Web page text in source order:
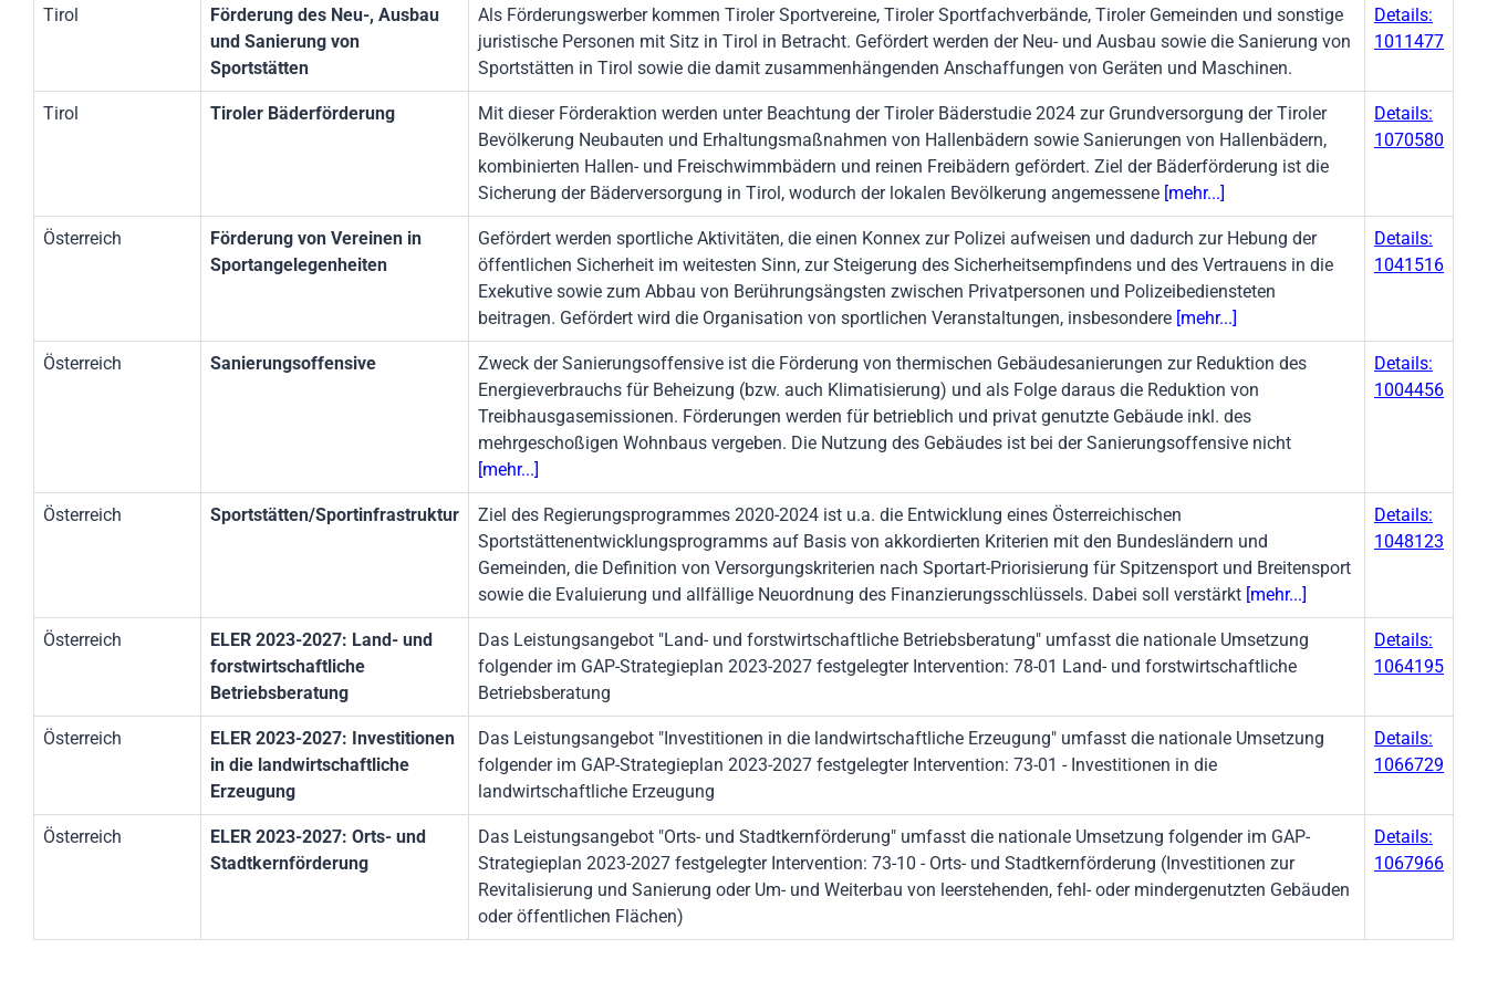
Tirol
Förderung des Neu-, Ausbau
und Sanierung von
Sportstätten
Als Förderungswerber kommen Tiroler Sportvereine, Tiroler Sportfachverbände, Tiroler Gemeinden und sonstige
juristische Personen mit Sitz in Tirol in Betracht. Gefördert werden der Neu- und Ausbau sowie die Sanierung von
Sportstätten in Tirol sowie die damit zusammenhängenden Anschaffungen von Geräten und Maschinen.
Details:
1011477
Tirol Tiroler Bäderförderung
Mit dieser Förderaktion werden unter Beachtung der Tiroler Bäderstudie 2024 zur Grundversorgung der Tiroler
Bevölkerung Neubauten und Erhaltungsmaßnahmen von Hallenbädern sowie Sanierungen von Hallenbädern,
kombinierten Hallen- und Freischwimmbädern und reinen Freibädern gefördert. Ziel der Bäderförderung ist die
Sicherung der Bäderversorgung in Tirol, wodurch der lokalen Bevölkerung angemessene [mehr...]
Details:
1070580
Österreich
Förderung von Vereinen in
Sportangelegenheiten
Gefördert werden sportliche Aktivitäten, die einen Konnex zur Polizei aufweisen und dadurch zur Hebung der
öffentlichen Sicherheit im weitesten Sinn, zur Steigerung des Sicherheitsempfindens und des Vertrauens in die
Exekutive sowie zum Abbau von Berührungsängsten zwischen Privatpersonen und Polizeibediensteten
beitragen. Gefördert wird die Organisation von sportlichen Veranstaltungen, insbesondere [mehr...]
Details:
1041516
Österreich Sanierungsoffensive
Zweck der Sanierungsoffensive ist die Förderung von thermischen Gebäudesanierungen zur Reduktion des
Energieverbrauchs für Beheizung (bzw. auch Klimatisierung) und als Folge daraus die Reduktion von
Treibhausgasemissionen. Förderungen werden für betrieblich und privat genutzte Gebäude inkl. des
mehrgeschoßigen Wohnbaus vergeben. Die Nutzung des Gebäudes ist bei der Sanierungsoffensive nicht
[mehr...]
Details:
1004456
Österreich Sportstätten/Sportinfrastruktur
Ziel des Regierungsprogrammes 2020-2024 ist u.a. die Entwicklung eines Österreichischen
Sportstättenentwicklungsprogramms auf Basis von akkordierten Kriterien mit den Bundesländern und
Gemeinden, die Definition von Versorgungskriterien nach Sportart-Priorisierung für Spitzensport und Breitensport
sowie die Evaluierung und allfällige Neuordnung des Finanzierungsschlüssels. Dabei soll verstärkt [mehr...]
Details:
1048123
Österreich
ELER 2023-2027: Land- und
forstwirtschaftliche
Betriebsberatung
Das Leistungsangebot "Land- und forstwirtschaftliche Betriebsberatung" umfasst die nationale Umsetzung
folgender im GAP-Strategieplan 2023-2027 festgelegter Intervention: 78-01 Land- und forstwirtschaftliche
Betriebsberatung
Details:
1064195
Österreich
ELER 2023-2027: Investitionen
in die landwirtschaftliche
Erzeugung
Das Leistungsangebot "Investitionen in die landwirtschaftliche Erzeugung" umfasst die nationale Umsetzung
folgender im GAP-Strategieplan 2023-2027 festgelegter Intervention: 73-01 - Investitionen in die
landwirtschaftliche Erzeugung
Details:
1066729
Österreich
ELER 2023-2027: Orts- und
Stadtkernförderung
Das Leistungsangebot "Orts- und Stadtkernförderung" umfasst die nationale Umsetzung folgender im GAP-
Strategieplan 2023-2027 festgelegter Intervention: 73-10 - Orts- und Stadtkernförderung (Investitionen zur
Revitalisierung und Sanierung oder Um- und Weiterbau von leerstehenden, fehl- oder mindergenutzten Gebäuden
oder öffentlichen Flächen)
Details:
1067966